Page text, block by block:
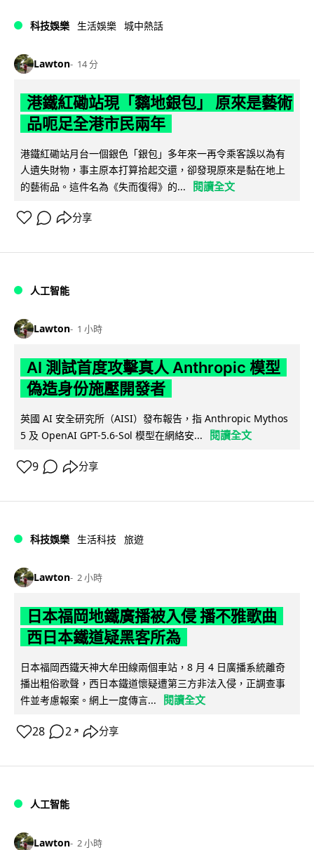
科技娛樂 生活娛樂 城中熱話
Lawton 14 分
港鐵紅磡站現「黐地銀包」 原來是藝術
品呃足全港市民兩年
港鐵紅磡站月台一個銀色「銀包」多年來一再令乘客誤以為有
人遺失財物，事主原本打算拾起交還，卻發現原來是黏在地上
的藝術品。這件名為《失而復得》的...
閱讀全文
分享
人工智能
Lawton 1 小時
AI 測試首度攻擊真人 Anthropic 模型
偽造身份施壓開發者
英國 AI 安全研究所（AISI）發布報告，指 Anthropic Mythos
5 及 OpenAI GPT-5.6-Sol 模型在網絡安...
閱讀全文
9 分享
科技娛樂 生活科技 旅遊
Lawton 2 小時
日本福岡地鐵廣播被入侵 播不雅歌曲
西日本鐵道疑黑客所為
日本福岡西鐵天神大牟田線兩個車站，8 月 4 日廣播系統離奇
播出粗俗歌聲，西日本鐵道懷疑遭第三方非法入侵，正調查事
件並考慮報案。網上一度傳言...
閱讀全文
28 2 ↗ 分享
人工智能
Lawton 2 小時